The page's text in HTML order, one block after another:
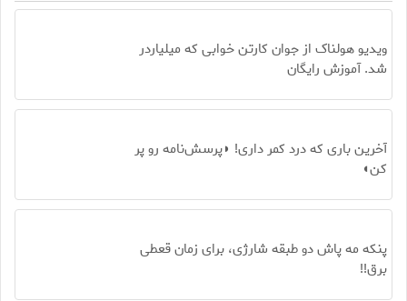
ویدیو هولناک از جوان کارتن خوابی که میلیاردر
شد. آموزش رایگان
آخرین باری که درد کمر داری! ◗پرسش‌نامه رو پر
کن◖
پنکه مه پاش دو طبقه شارژی، برای زمان قعطی
برق!!